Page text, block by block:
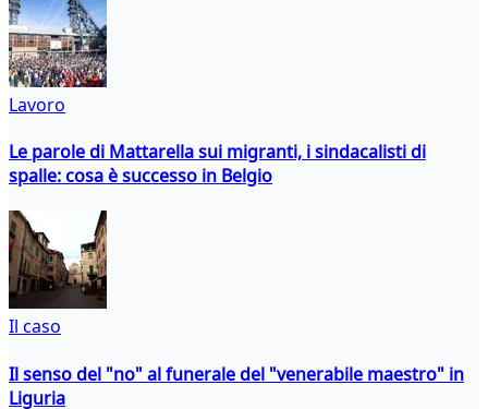
Lavoro
Le parole di Mattarella sui migranti, i sindacalisti di
spalle: cosa è successo in Belgio
Il caso
Il senso del "no" al funerale del "venerabile maestro" in
Liguria